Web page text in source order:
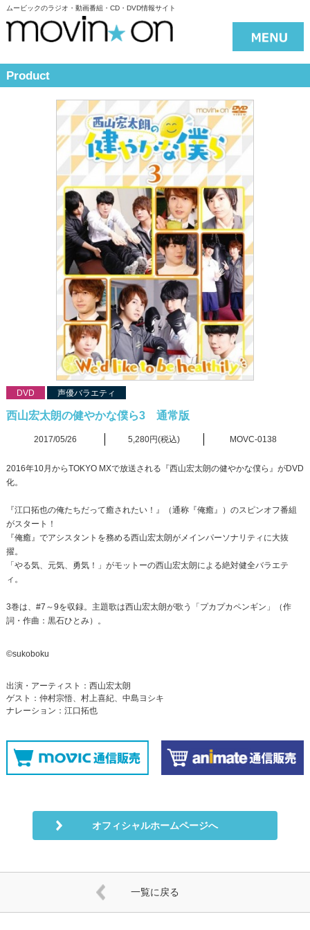
ムービックのラジオ・動画番組・CD・DVD情報サイト
Product
DVD 声優バラエティ
西山宏太朗の健やかな僕ら3 通常版
2017/05/26 5,280円(税込) MOVC-0138
2016年10月からTOKYO MXで放送される『西山宏太朗の健やかな僕ら』がDVD
化。
『江口拓也の俺たちだって癒されたい！』（通称『俺癒』）のスピンオフ番組
がスタート！
『俺癒』でアシスタントを務める西山宏太朗がメインパーソナリティに大抜
擢。
「やる気、元気、勇気！」がモットーの西山宏太朗による絶対健全バラエテ
ィ。
3巻は、#7～9を収録。主題歌は西山宏太朗が歌う「プカプカペンギン」（作
詞・作曲：黒石ひとみ）。
©sukoboku
出演・アーティスト：西山宏太朗
ゲスト：仲村宗悟、村上喜紀、中島ヨシキ
ナレーション：江口拓也
オフィシャルホームページへ
一覧に戻る